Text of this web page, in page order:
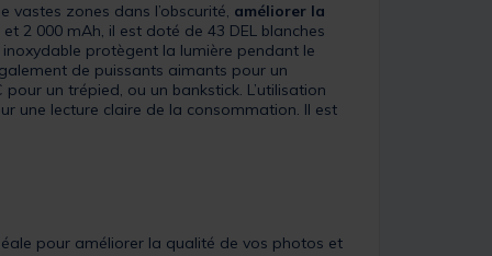
zones dans l’obscurité, améliorer la
2 000 mAh, il est doté de 43 DEL blanches
protègent la lumière pendant le
de puissants aimants pour un
un trépied, ou un bankstick. L’utilisation
une lecture claire de la consommation. Il est
pour améliorer la qualité de vos photos et